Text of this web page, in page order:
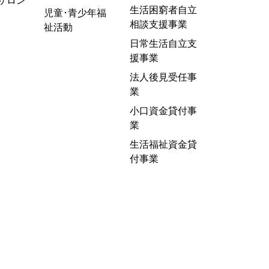
児童･青少年福
祉活動
生活困窮者自立
相談支援事業
日常生活自立支
援事業
法人後見受任事
業
小口資金貸付事
業
生活福祉資金貸
付事業